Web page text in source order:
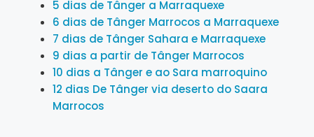
5 dias de Tânger a Marraquexe
6 dias de Tânger Marrocos a Marraquexe
7 dias de Tânger Sahara e Marraquexe
9 dias a partir de Tânger Marrocos
10 dias a Tânger e ao Sara marroquino
12 dias De Tânger via deserto do Saara
Marrocos